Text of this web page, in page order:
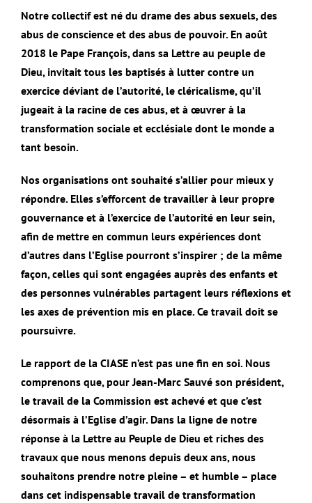
Notre collectif est né du drame des abus sexuels, des
abus de conscience et des abus de pouvoir. En août
2018 le Pape François, dans sa Lettre au peuple de
Dieu, invitait tous les baptisés à lutter contre un
exercice déviant de l’autorité, le cléricalisme, qu’il
jugeait à la racine de ces abus, et à œuvrer à la
transformation sociale et ecclésiale dont le monde a
tant besoin.
Nos organisations ont souhaité s’allier pour mieux y
répondre. Elles s’efforcent de travailler à leur propre
gouvernance et à l’exercice de l’autorité en leur sein,
afin de mettre en commun leurs expériences dont
d’autres dans l’Eglise pourront s’inspirer ; de la même
façon, celles qui sont engagées auprès des enfants et
des personnes vulnérables partagent leurs réflexions et
les axes de prévention mis en place. Ce travail doit se
poursuivre.
Le rapport de la CIASE n’est pas une fin en soi. Nous
comprenons que, pour Jean-Marc Sauvé son président,
le travail de la Commission est achevé et que c’est
désormais à l’Eglise d’agir. Dans la ligne de notre
réponse à la Lettre au Peuple de Dieu et riches des
travaux que nous menons depuis deux ans, nous
souhaitons prendre notre pleine – et humble – place
dans cet indispensable travail de transformation